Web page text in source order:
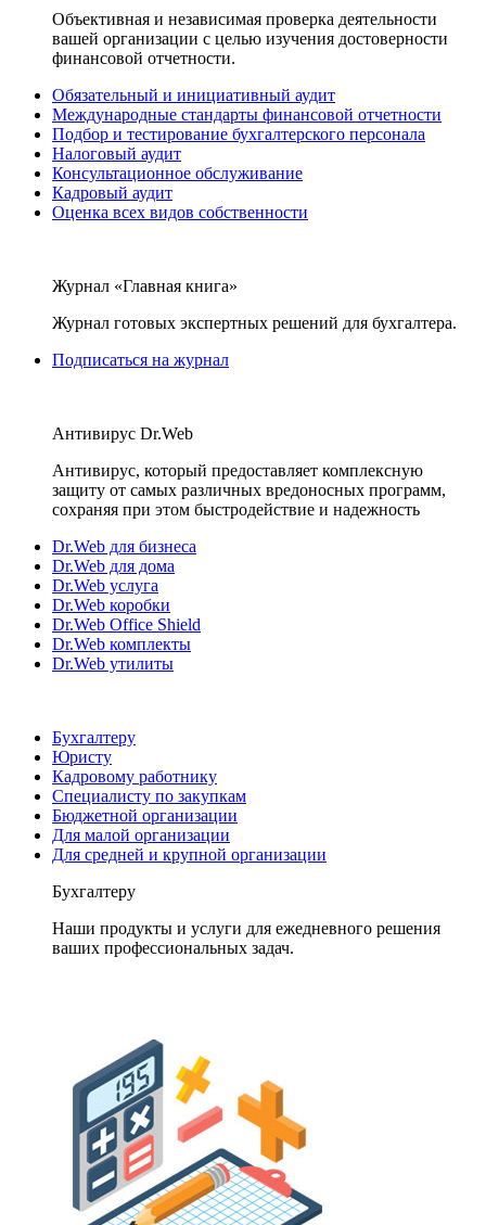
Объективная и независимая проверка деятельности
вашей организации с целью изучения достоверности
финансовой отчетности.
Обязательный и инициативный аудит
Международные стандарты финансовой отчетности
Подбор и тестирование бухгалтерского персонала
Налоговый аудит
Консультационное обслуживание
Кадровый аудит
Оценка всех видов собственности
Журнал «Главная книга»
Журнал готовых экспертных решений для бухгалтера.
Подписаться на журнал
Антивирус Dr.Web
Антивирус, который предоставляет комплексную
защиту от самых различных вредоносных программ,
сохраняя при этом быстродействие и надежность
Dr.Web для бизнеса
Dr.Web для дома
Dr.Web услуга
Dr.Web коробки
Dr.Web Office Shield
Dr.Web комплекты
Dr.Web утилиты
Бухгалтеру
Юристу
Кадровому работнику
Специалисту по закупкам
Бюджетной организации
Для малой организации
Для средней и крупной организации
Бухгалтеру
Наши продукты и услуги для ежедневного решения
ваших профессиональных задач.